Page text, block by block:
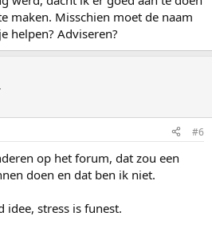
maken. Misschien moet de naam
helpen? Adviseren?
#6
op het forum, dat zou een
doen en dat ben ik niet.
idee, stress is funest.